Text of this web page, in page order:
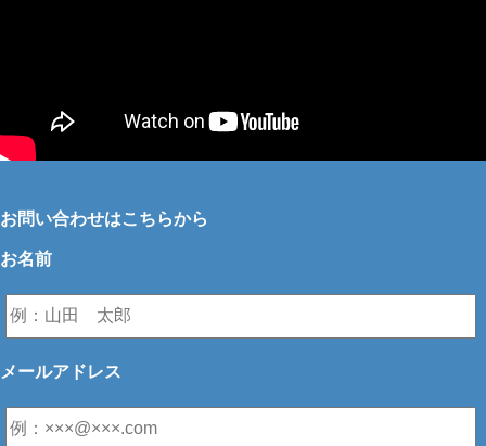
お問い合わせはこちらから
お名前
メールアドレス